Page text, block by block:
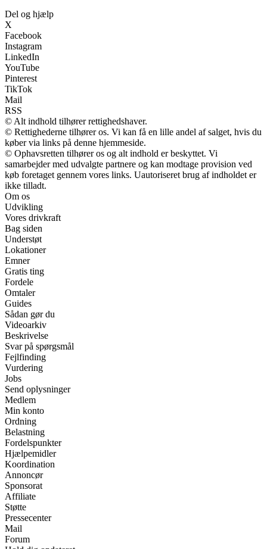
Del og hjælp
X
Facebook
Instagram
LinkedIn
YouTube
Pinterest
TikTok
Mail
RSS
© Alt indhold tilhører rettighedshaver.
© Rettighederne tilhører os. Vi kan få en lille andel af salget, hvis du
køber via links på denne hjemmeside.
© Ophavsretten tilhører os og alt indhold er beskyttet. Vi
samarbejder med udvalgte partnere og kan modtage provision ved
køb foretaget gennem vores links. Uautoriseret brug af indholdet er
ikke tilladt.
Om os
Udvikling
Vores drivkraft
Bag siden
Understøt
Lokationer
Emner
Gratis ting
Fordele
Omtaler
Guides
Sådan gør du
Videoarkiv
Beskrivelse
Svar på spørgsmål
Fejlfinding
Vurdering
Jobs
Send oplysninger
Medlem
Min konto
Ordning
Belastning
Fordelspunkter
Hjælpemidler
Koordination
Annoncør
Sponsorat
Affiliate
Støtte
Pressecenter
Mail
Forum